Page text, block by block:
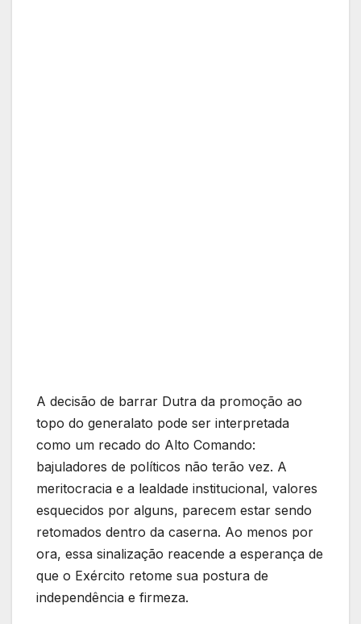
A decisão de barrar Dutra da promoção ao
topo do generalato pode ser interpretada
como um recado do Alto Comando:
bajuladores de políticos não terão vez. A
meritocracia e a lealdade institucional, valores
esquecidos por alguns, parecem estar sendo
retomados dentro da caserna. Ao menos por
ora, essa sinalização reacende a esperança de
que o Exército retome sua postura de
independência e firmeza.